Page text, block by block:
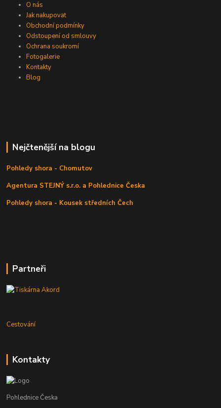
O nás
Jak nakupovat
Obchodní podmínky
Odstoupení od smlouvy
Ochrana soukromí
Fotogalerie
Kontakty
Blog
Nejčtenější na blogu
Pohledy shora - Chomutov
Agentura STEJNÝ s.r.o. a Pohlednice Česka
Pohledy shora - Kousek středních Čech
Partneři
Cestování
Kontakty
Pohlednice Česka